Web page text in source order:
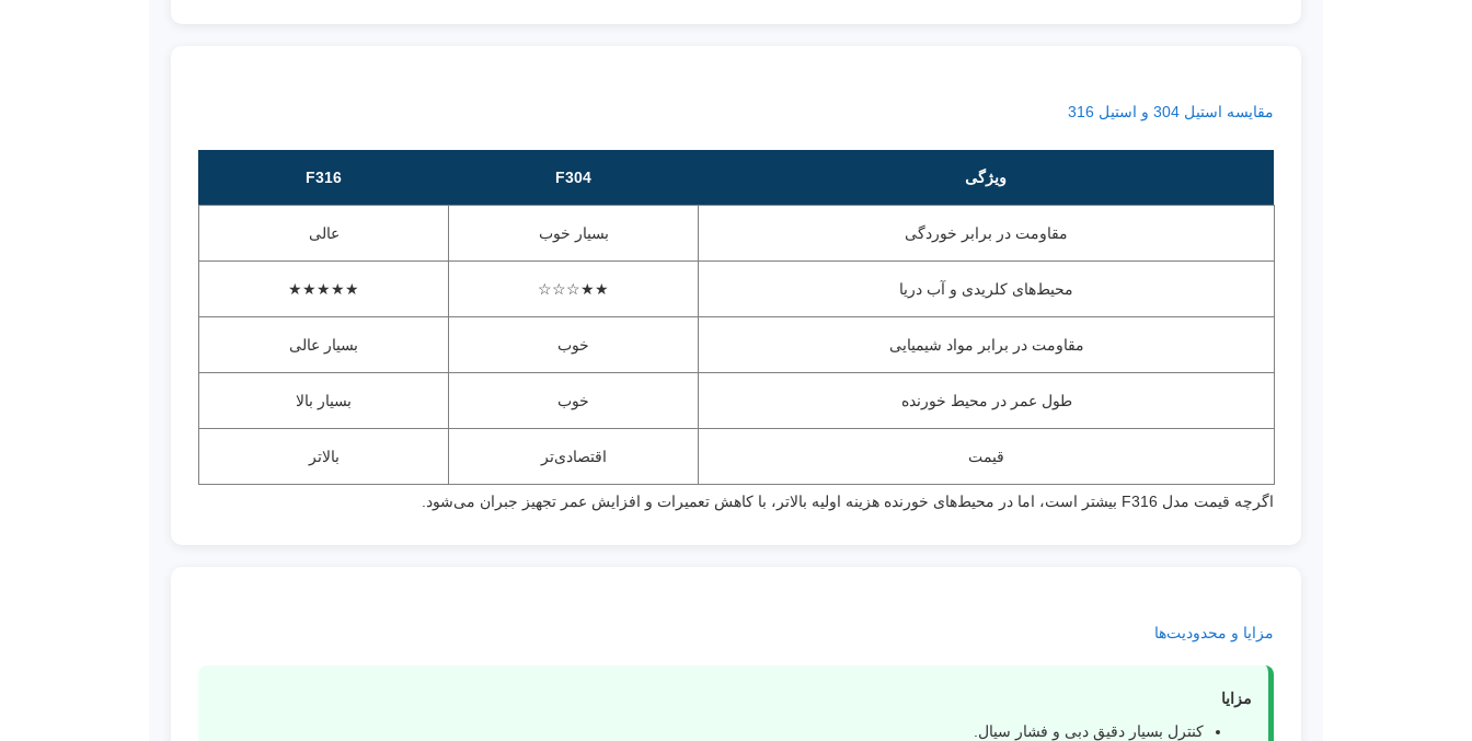
مقایسه استیل 304 و استیل 316
ویژگی F304
F316
مقاومت در برابر خوردگی بسیار خوب عالی
محیط‌های کلریدی و آب دریا ★★☆☆☆
★★★★★
مقاومت در برابر مواد شیمیایی خوب بسیار عالی
طول عمر در محیط خورنده خوب بسیار بالا
قیمت اقتصادی‌تر بالاتر
اگرچه قیمت مدل F316 بیشتر است، اما در محیط‌های خورنده هزینه اولیه بالاتر، با کاهش تعمیرات و افزایش عمر تجهیز جبران می‌شود.
مزایا و محدودیت‌ها
مزایا
کنترل بسیار دقیق دبی و فشار سیال.